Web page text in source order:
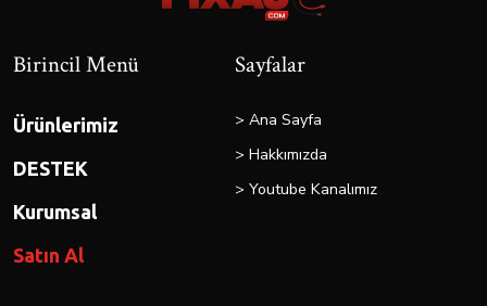
Birincil Menü
Ürünlerimiz
DESTEK
Kurumsal
Satın Al
Sayfalar
> Ana Sayfa
> Hakkımızda
> Youtube Kanalımız